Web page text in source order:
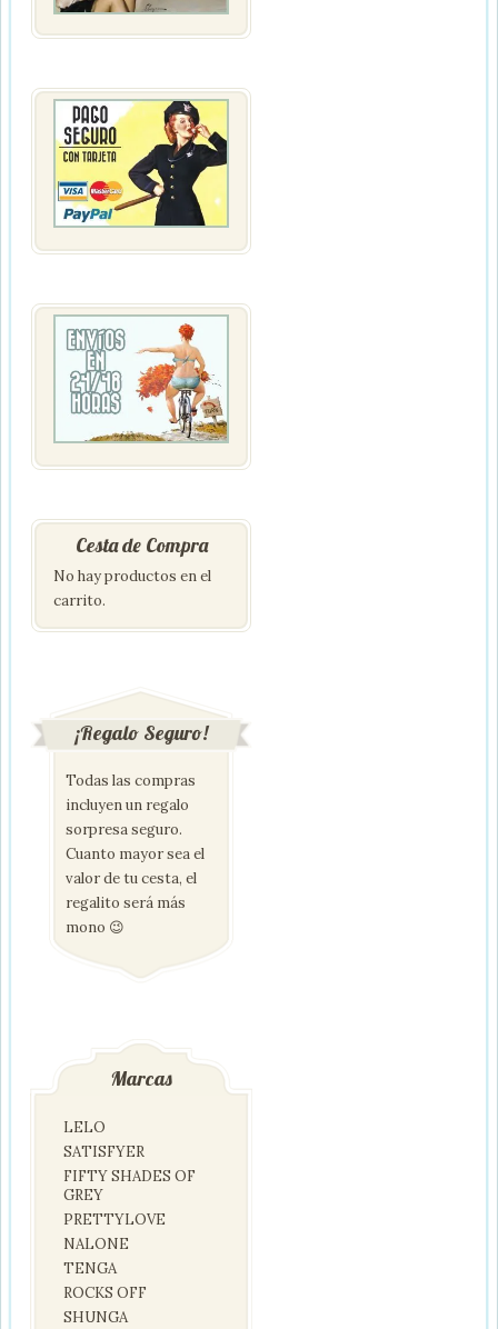
Cesta de Compra
No hay productos en el
carrito.
¡Regalo Seguro!
Todas las compras
incluyen un regalo
sorpresa seguro.
Cuanto mayor sea el
valor de tu cesta, el
regalito será más
mono 😉
Marcas
LELO
SATISFYER
FIFTY SHADES OF
GREY
PRETTYLOVE
NALONE
TENGA
ROCKS OFF
SHUNGA